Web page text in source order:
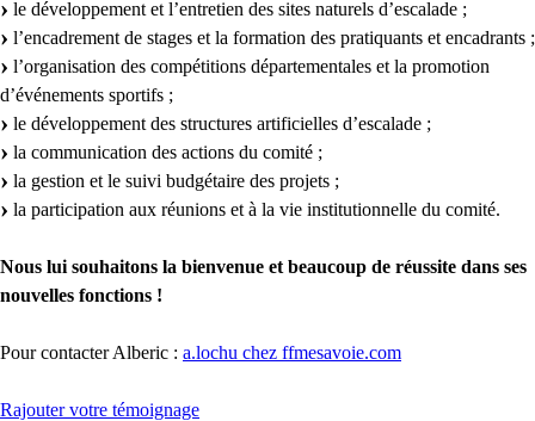
le développement et l’entretien des sites naturels d’escalade ;
l’encadrement de stages et la formation des pratiquants et encadrants ;
l’organisation des compétitions départementales et la promotion
d’événements sportifs ;
le développement des structures artificielles d’escalade ;
la communication des actions du comité ;
la gestion et le suivi budgétaire des projets ;
la participation aux réunions et à la vie institutionnelle du comité.
Nous lui souhaitons la bienvenue et beaucoup de réussite dans ses
nouvelles fonctions !
Pour contacter Alberic : a.lochu chez ffmesavoie.com
Rajouter votre témoignage